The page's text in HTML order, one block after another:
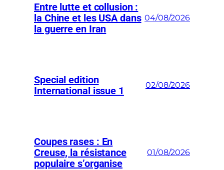
Entre lutte et collusion :
la Chine et les USA dans
la guerre en Iran
04/08/2026
Special edition
International issue 1
02/08/2026
Coupes rases : En
Creuse, la résistance
populaire s’organise
01/08/2026